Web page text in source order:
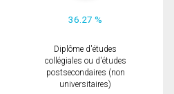
36.27 %
Diplôme d'études
collégiales ou d'études
postsecondaires (non
universitaires)